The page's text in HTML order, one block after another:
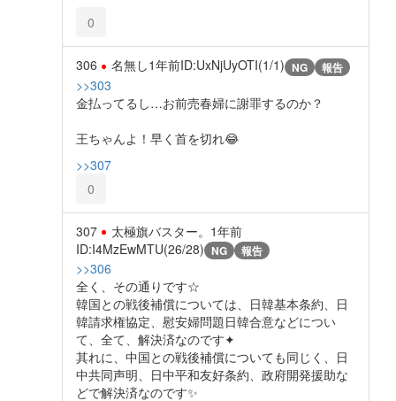
0
306 名無し1年前ID:UxNjUyOTI(1/1) NG 報告
>>303
金払ってるし…お前売春婦に謝罪するのか？
王ちゃんよ！早く首を切れ😂
>>307
0
307 太極旗バスター。 1年前
ID:I4MzEwMTU(26/28) NG 報告
>>306
全く、その通りです☆
韓国との戦後補償については、日韓基本条約、日
韓請求権協定、慰安婦問題日韓合意などについ
て、全て、解決済なのです✦
其れに、中国との戦後補償についても同じく、日
中共同声明、日中平和友好条約、政府開発援助な
どで解決済なのです✨️